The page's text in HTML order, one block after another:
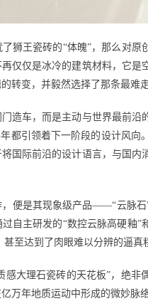
狮王瓷砖的“体魄”，那么对原
仅仅是冰冷的建筑材料，它
转变，并毅然选择了那条最
造车，而是主动与世界最前
都引领着下一阶段的设计风
国际前沿的设计语言，与国
便是其现象级产品——“云脉石
自主研发的“数控云脉高硬釉”
甚至达到了肉眼难以分辨的逼真
感大理石瓷砖的天花板”，绝
万年地质运动中形成的微妙脉